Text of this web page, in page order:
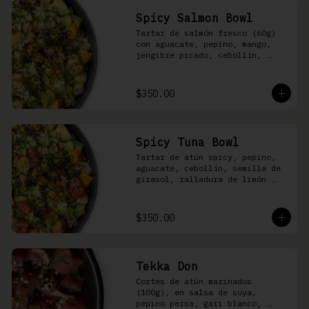
Spicy Salmon Bowl
Tartar de salmón fresco (60g)
con aguacate, pepino, mango,
jengibre picado, cebollín,
shari
$350.00
Spicy Tuna Bowl
Tartar de atún spicy, pepino,
aguacate, cebollín, semilla de
girasol, ralladura de limón
$350.00
Tekka Don
Cortes de atún marinados
(100g), en salsa de soya,
pepino persa, gari blanco,